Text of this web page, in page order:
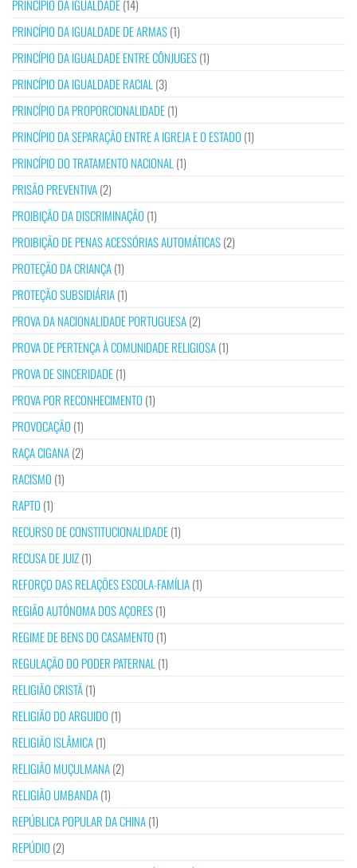
PRINCÍPIO DA IGUALDADE(14)
PRINCÍPIO DA IGUALDADE DE ARMAS(1)
PRINCÍPIO DA IGUALDADE ENTRE CÔNJUGES(1)
PRINCÍPIO DA IGUALDADE RACIAL (3)
PRINCÍPIO DA PROPORCIONALIDADE(1)
PRINCÍPIO DA SEPARAÇÃO ENTRE A IGREJA E O ESTADO (1)
PRINCÍPIO DO TRATAMENTO NACIONAL (1)
PRISÃO PREVENTIVA(2)
PROIBIÇÃO DA DISCRIMINAÇÃO (1)
PROIBIÇÃO DE PENAS ACESSÓRIAS AUTOMÁTICAS(2)
PROTEÇÃO DA CRIANÇA(1)
PROTEÇÃO SUBSIDIÁRIA(1)
PROVA DA NACIONALIDADE PORTUGUESA(2)
PROVA DE PERTENÇA À COMUNIDADE RELIGIOSA(1)
PROVA DE SINCERIDADE(1)
PROVA POR RECONHECIMENTO (1)
PROVOCAÇÃO (1)
RAÇA CIGANA(2)
RACISMO (1)
RAPTO (1)
RECURSO DE CONSTITUCIONALIDADE(1)
RECUSA DE JUIZ(1)
REFORÇO DAS RELAÇÕES ESCOLA-FAMÍLIA(1)
REGIÃO AUTÓNOMA DOS AÇORES(1)
REGIME DE BENS DO CASAMENTO (1)
REGULAÇÃO DO PODER PATERNAL (1)
RELIGIÃO CRISTÃ(1)
RELIGIÃO DO ARGUIDO (1)
RELIGIÃO ISLÂMICA(1)
RELIGIÃO MUÇULMANA(2)
RELIGIÃO UMBANDA(1)
REPÚBLICA POPULAR DA CHINA(1)
REPÚDIO (2)